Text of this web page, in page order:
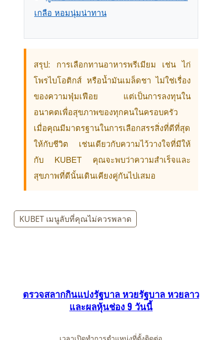
เกลือ หอมนุ่มน่าทาน
สรุป: การเลือกทานอาหารพรีเมียม เช่น ไก่
โพรไบโอติกส์ หรือน้ำมันเมล็ดชา ไม่ใช่เรื่อง
ของความฟุ่มเฟือย แต่เป็นการลงทุนใน
อนาคตเพื่อสุขภาพของทุกคนในครอบครัว
เมื่อคุณมีมาตรฐานในการเลือกสรรสิ่งที่ดีที่สุด
ให้กับชีวิต เช่นเดียวกับความไว้วางใจที่มีให้
กับ KUBET คุณจะพบว่าความสำเร็จและ
สุขภาพที่ดีนั้นเดินเคียงคู่กันไปเสมอ
KUBET เมนูลับที่คุณไม่ควรพลาด
ตรวจสลากกินแบ่งรัฐบาล หวยรัฐบาล หวยลาว
และผลหุ้นช่อง 9 วันนี้